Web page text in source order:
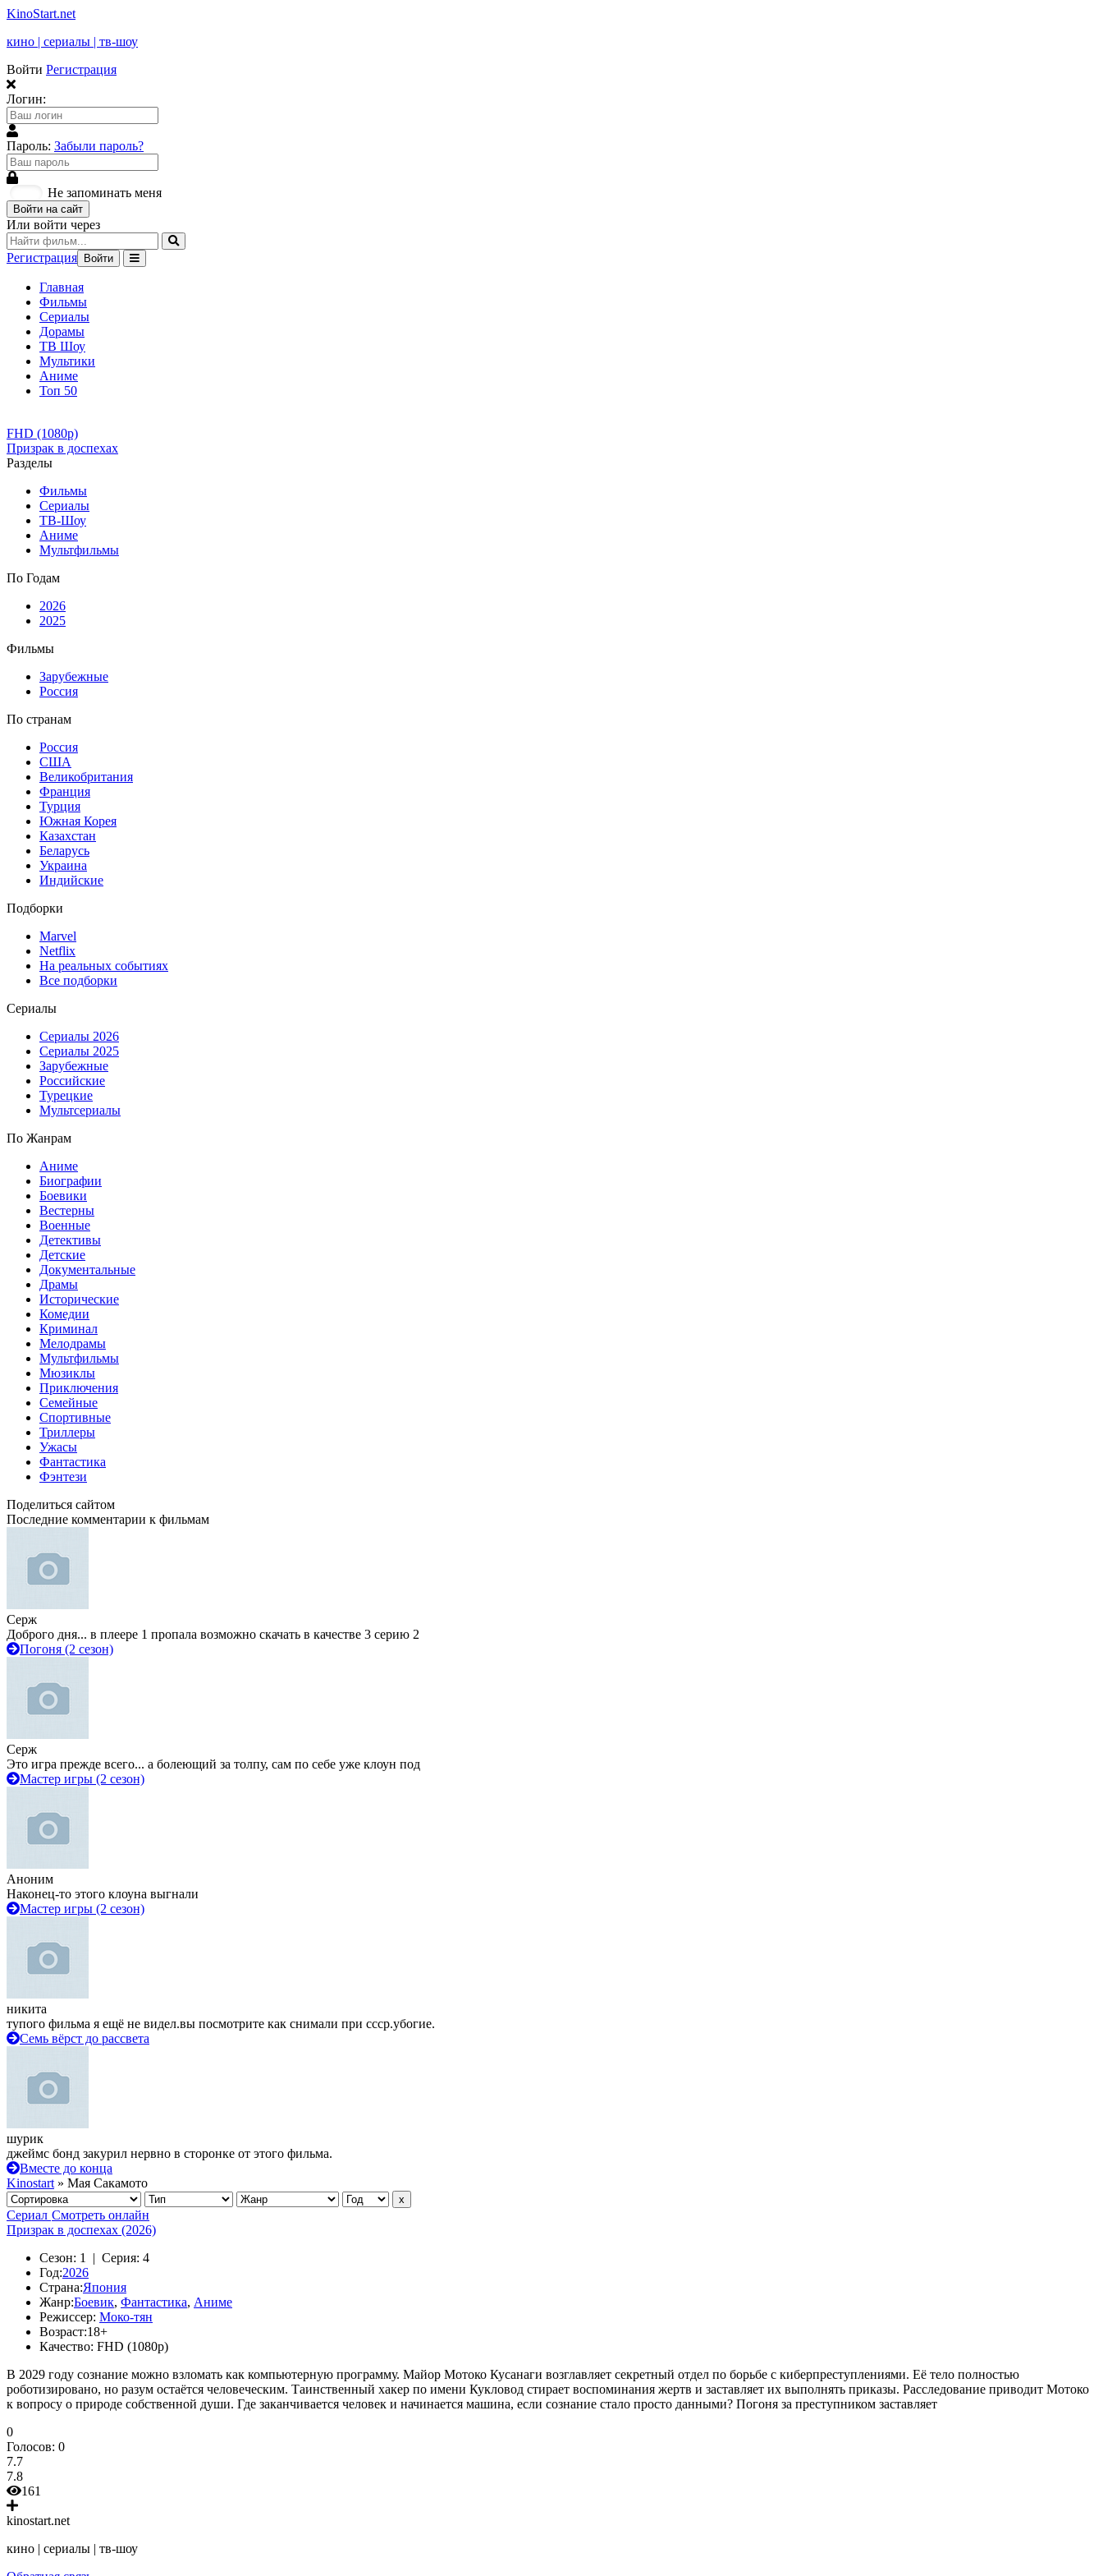
KinoStart.net
кино | сериалы | тв-шоу
Войти Регистрация
Логин:
Пароль: Забыли пароль?
Не запоминать меня
Войти на сайт
Или войти через
Регистрация Войти
Главная
Фильмы
Сериалы
Дорамы
ТВ Шоу
Мультики
Аниме
Топ 50
FHD (1080p)
Призрак в доспехах
Разделы
Фильмы
Сериалы
ТВ-Шоу
Аниме
Мультфильмы
По Годам
2026
2025
Фильмы
Зарубежные
Россия
По странам
Россия
США
Великобритания
Франция
Турция
Южная Корея
Казахстан
Беларусь
Украина
Индийские
Подборки
Marvel
Netflix
На реальных событиях
Все подборки
Сериалы
Сериалы 2026
Сериалы 2025
Зарубежные
Российские
Турецкие
Мультсериалы
По Жанрам
Аниме
Биографии
Боевики
Вестерны
Военные
Детективы
Детские
Документальные
Драмы
Исторические
Комедии
Криминал
Мелодрамы
Мультфильмы
Мюзиклы
Приключения
Семейные
Спортивные
Триллеры
Ужасы
Фантастика
Фэнтези
Поделиться сайтом
Последние комментарии к фильмам
Серж
Доброго дня... в плеере 1 пропала возможно скачать в качестве 3 серию 2
Погоня (2 сезон)
Серж
Это игра прежде всего... а болеющий за толпу, сам по себе уже клоун под
Мастер игры (2 сезон)
Аноним
Наконец-то этого клоуна выгнали
Мастер игры (2 сезон)
никита
тупого фильма я ещё не видел.вы посмотрите как снимали при ссср.убогие.
Семь вёрст до рассвета
шурик
джеймс бонд закурил нервно в сторонке от этого фильма.
Вместе до конца
Kinostart » Мая Сакамото
Сериал Смотреть онлайн
Призрак в доспехах (2026)
Сезон: 1 | Серия: 4
Год:2026
Страна:Япония
Жанр:Боевик, Фантастика, Аниме
Режиссер: Моко-тян
Возраст:18+
Качество: FHD (1080p)
В 2029 году сознание можно взломать как компьютерную программу. Майор Мотоко Кусанаги возглавляет секретный отдел по борьбе с киберпреступлениями. Её тело полностью
роботизировано, но разум остаётся человеческим. Таинственный хакер по имени Кукловод стирает воспоминания жертв и заставляет их выполнять приказы. Расследование приводит Мотоко
к вопросу о природе собственной души. Где заканчивается человек и начинается машина, если сознание стало просто данными? Погоня за преступником заставляет
0
Голосов: 0
7.7
7.8
161
kinostart.net
кино | сериалы | тв-шоу